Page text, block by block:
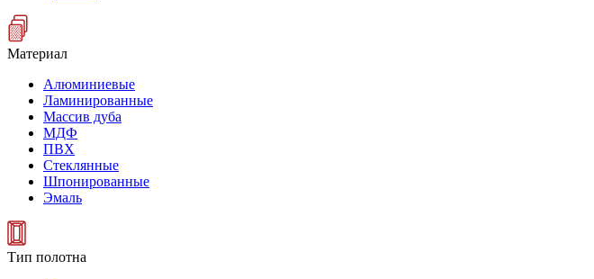
Материал
Алюминиевые
Ламинированные
Массив дуба
МДФ
ПВХ
Стеклянные
Шпонированные
Эмаль
Тип полотна